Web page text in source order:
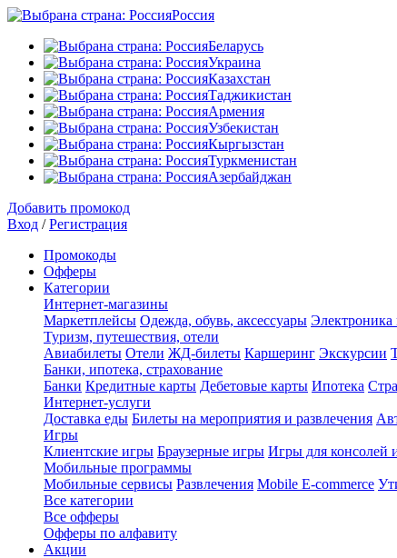
Россия
Беларусь
Украина
Казахстан
Таджикистан
Армения
Узбекистан
Кыргызстан
Туркменистан
Азербайджан
Добавить промокод
Вход /Регистрация
Промокоды
Офферы
Категории
Интернет-магазины
Маркетплейсы Одежда, обувь, аксессуары Электроника
Туризм, путешествия, отели
Авиабилеты Отели ЖД-билеты Каршеринг Экскурсии
Банки, ипотека, страхование
Банки Кредитные карты Дебетовые карты Ипотека
Интернет-услуги
Доставка еды Билеты на мероприятия и развлечения
Игры
Клиентские игры Браузерные игры Игры для консолей
Мобильные программы
Мобильные сервисы Развлечения Mobile E-commerce
Все категории
Все офферы
Офферы по алфавиту
Акции